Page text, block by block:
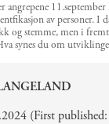
av personer. I
og stemme, men i
synes du om
(First